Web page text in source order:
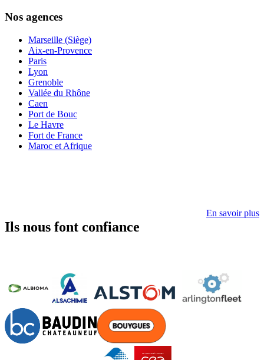
Nos agences
Marseille (Siège)
Aix-en-Provence
Paris
Lyon
Grenoble
Vallée du Rhône
Caen
Port de Bouc
Le Havre
Fort de France
Maroc et Afrique
Ils nous font confiance
En savoir plus